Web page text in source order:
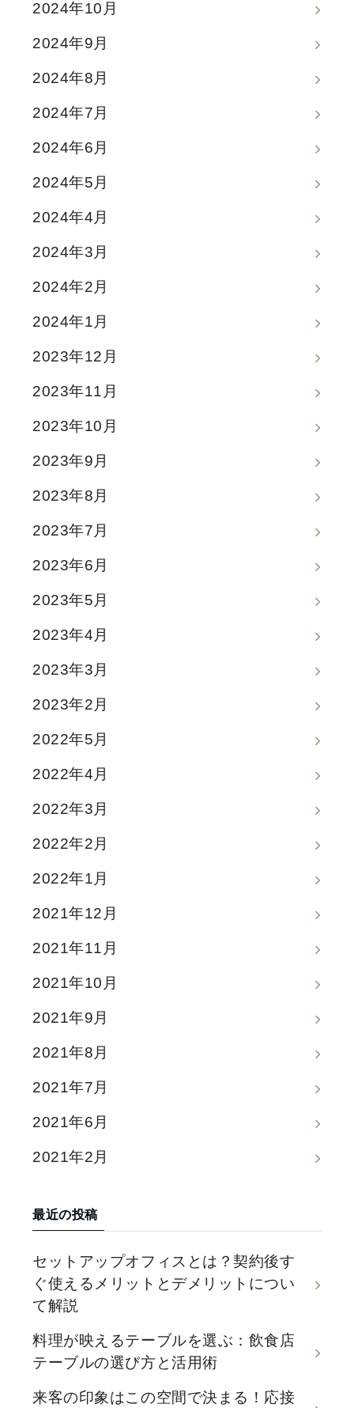
2024年10月
2024年9月
2024年8月
2024年7月
2024年6月
2024年5月
2024年4月
2024年3月
2024年2月
2024年1月
2023年12月
2023年11月
2023年10月
2023年9月
2023年8月
2023年7月
2023年6月
2023年5月
2023年4月
2023年3月
2023年2月
2022年5月
2022年4月
2022年3月
2022年2月
2022年1月
2021年12月
2021年11月
2021年10月
2021年9月
2021年8月
2021年7月
2021年6月
2021年2月
最近の投稿
セットアップオフィスとは？契約後す
ぐ使えるメリットとデメリットについ
て解説
料理が映えるテーブルを選ぶ：飲食店
テーブルの選び方と活用術
来客の印象はこの空間で決まる！応接